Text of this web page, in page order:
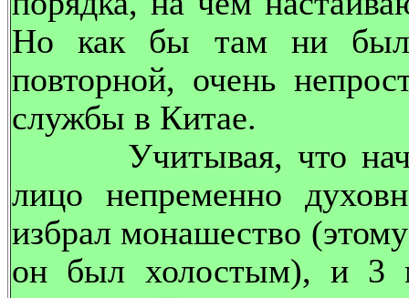
Но как бы там ни
повторной, очень
службы в Китае.
Учитывая, что
лицо непременно
избрал монашество
он был холостым), и 3